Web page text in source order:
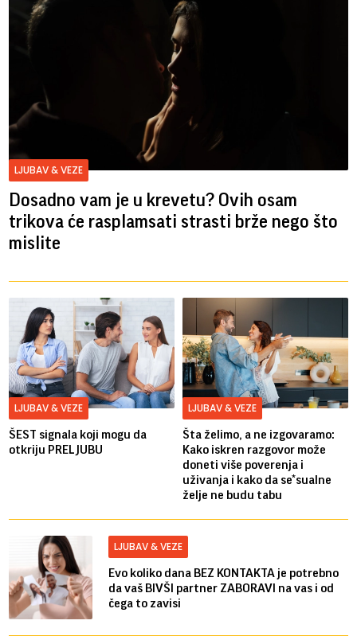
LJUBAV & VEZE
Dosadno vam je u krevetu? Ovih osam
trikova će rasplamsati strasti brže nego što
mislite
LJUBAV & VEZE
ŠEST signala koji mogu da
otkriju PRELJUBU
LJUBAV & VEZE
Šta želimo, a ne izgovaramo:
Kako iskren razgovor može
doneti više poverenja i
uživanja i kako da se*sualne
želje ne budu tabu
LJUBAV & VEZE
Evo koliko dana BEZ KONTAKTA je potrebno
da vaš BIVŠI partner ZABORAVI na vas i od
čega to zavisi